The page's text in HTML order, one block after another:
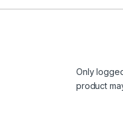
Only
product